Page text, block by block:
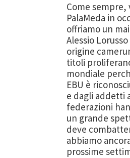
Come
PalaMeda in
offriamo un
Alessio
origine
titoli
mondiale
EBU è
e dagli addetti
federazioni
un grande
deve
abbiamo
prossime